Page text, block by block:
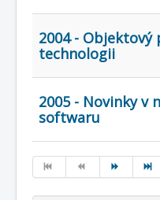
2004 -
technologii
2005 - Novinky v
softwaru